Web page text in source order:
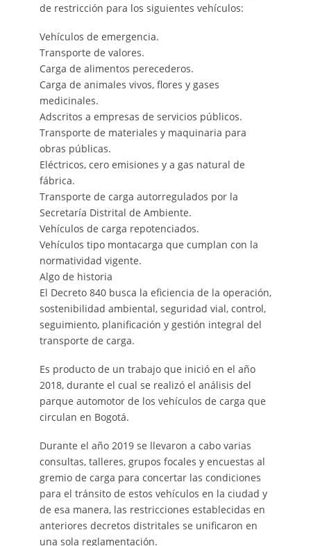
de restricción para los siguientes vehículos:
Vehículos de emergencia.
Transporte de valores.
Carga de alimentos perecederos.
Carga de animales vivos, flores y gases
medicinales.
Adscritos a empresas de servicios públicos.
Transporte de materiales y maquinaria para
obras públicas.
Eléctricos, cero emisiones y a gas natural de
fábrica.
Transporte de carga autorregulados por la
Secretaría Distrital de Ambiente.
Vehículos de carga repotenciados.
Vehículos tipo montacarga que cumplan con la
normatividad vigente.
Algo de historia
El Decreto 840 busca la eficiencia de la operación,
sostenibilidad ambiental, seguridad vial, control,
seguimiento, planificación y gestión integral del
transporte de carga.
Es producto de un trabajo que inició en el año
2018, durante el cual se realizó el análisis del
parque automotor de los vehículos de carga que
circulan en Bogotá.
Durante el año 2019 se llevaron a cabo varias
consultas, talleres, grupos focales y encuestas al
gremio de carga para concertar las condiciones
para el tránsito de estos vehículos en la ciudad y
de esa manera, las restricciones establecidas en
anteriores decretos distritales se unificaron en
una sola reglamentación.